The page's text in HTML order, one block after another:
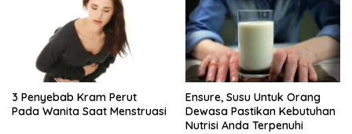
3 Penyebab Kram Perut
Pada Wanita Saat Menstruasi
Ensure, Susu Untuk Orang
Dewasa Pastikan Kebutuhan
Nutrisi Anda Terpenuhi